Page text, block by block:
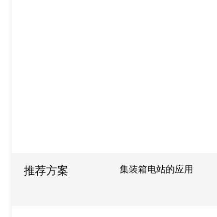
推荐方案 集装箱电站的应用